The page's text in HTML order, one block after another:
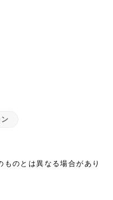
のとは異なる場合があり